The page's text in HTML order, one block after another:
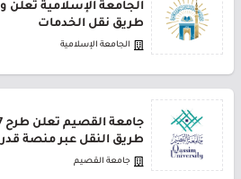
الجامعة الإسلامية
طريق نقل الخدمات
الجامعة الإسلامية
طريق النقل عبر منصة
جامعة القصيم